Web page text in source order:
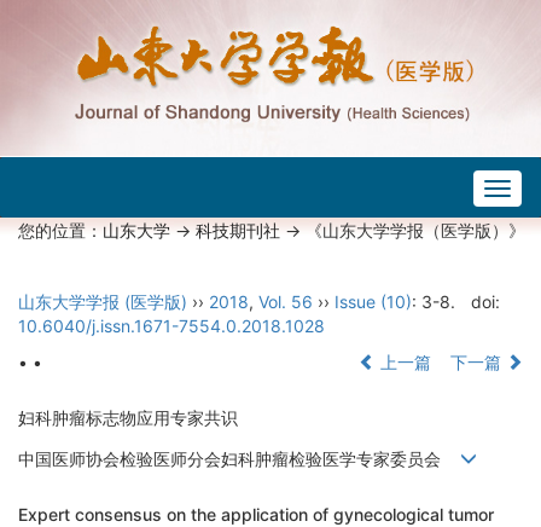
您的位置：山东大学->科技期刊社-> 《山东大学学报（医学版）》
山东大学学报 (医学版) ›› 2018, Vol. 56 ›› Issue (10): 3-8.
doi:
10.6040/j.issn.1671-7554.0.2018.1028
• •
上一篇 下一篇
妇科肿瘤标志物应用专家共识
中国医师协会检验医师分会妇科肿瘤检验医学专家委员会
Expert consensus on the application of gynecological tumor